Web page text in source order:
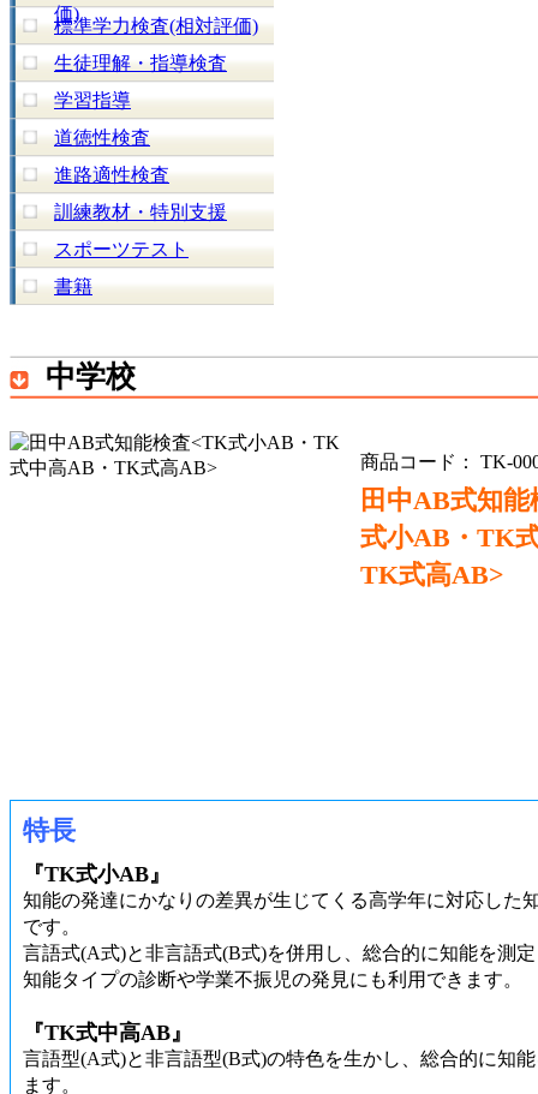
価)
標準学力検査(相対評価)
生徒理解・指導検査
学習指導
道徳性検査
進路適性検査
訓練教材・特別支援
スポーツテスト
書籍
中学校
商品コード： TK-
田中AB式知
式小AB・TK
TK式高AB>
特長
『TK式小AB』
知能の発達にかなりの差異が生じてくる高学年に対応した
です。
言語式(A式)と非言語式(B式)を併用し、総合的に知能を測
知能タイプの診断や学業不振児の発見にも利用できます。
『TK式中高AB』
言語型(A式)と非言語型(B式)の特色を生かし、総合的に知
ます。